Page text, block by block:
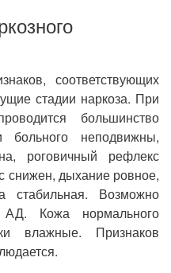
соответствующих
стадии наркоза. При
большинство
больного неподвижны,
роговичный рефлекс
снижен, дыхание ровное,
стабильная. Возможно
АД. Кожа нормального
влажные. Признаков